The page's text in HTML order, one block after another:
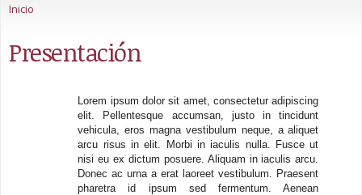
Inicio
Presentación
Lorem ipsum dolor sit amet, consectetur adipiscing
elit. Pellentesque accumsan, justo in tincidunt
vehicula, eros magna vestibulum neque, a aliquet
arcu risus in elit. Morbi in iaculis nulla. Fusce ut
nisi eu ex dictum posuere. Aliquam in iaculis arcu.
Donec ac urna a erat laoreet vestibulum. Praesent
pharetra id ipsum sed fermentum. Aenean